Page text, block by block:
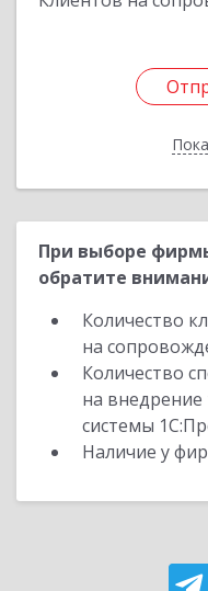
При выборе
обратите
Количество
на
Количество
на
системы
Наличие у